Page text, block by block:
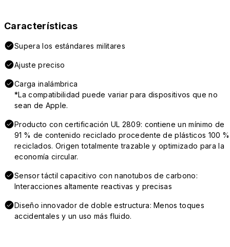
Características
Supera los estándares militares
Ajuste preciso
Carga inalámbrica
*La compatibilidad puede variar para dispositivos que no
sean de Apple.
Producto con certificación UL 2809: contiene un mínimo de
91 % de contenido reciclado procedente de plásticos 100 %
reciclados. Origen totalmente trazable y optimizado para la
economía circular.
Sensor táctil capacitivo con nanotubos de carbono:
Interacciones altamente reactivas y precisas
Diseño innovador de doble estructura: Menos toques
accidentales y un uso más fluido.